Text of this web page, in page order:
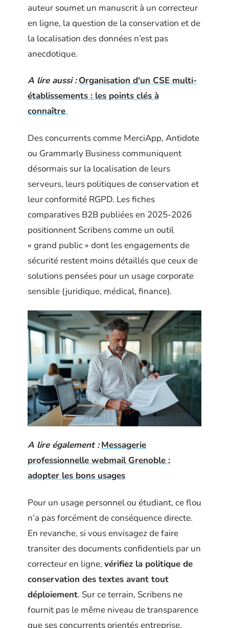
auteur soumet un manuscrit à un correcteur
en ligne, la question de la conservation et de
la localisation des données n’est pas
anecdotique.
A lire aussi : Organisation d'un CSE multi-
établissements : les points clés à
connaître
Des concurrents comme MerciApp, Antidote
ou Grammarly Business communiquent
désormais sur la localisation de leurs
serveurs, leurs politiques de conservation et
leur conformité RGPD. Les fiches
comparatives B2B publiées en 2025-2026
positionnent Scribens comme un outil
« grand public » dont les engagements de
sécurité restent moins détaillés que ceux de
solutions pensées pour un usage corporate
sensible (juridique, médical, finance).
A lire également : Messagerie
professionnelle webmail Grenoble :
adopter les bons usages
Pour un usage personnel ou étudiant, ce flou
n’a pas forcément de conséquence directe.
En revanche, si vous envisagez de faire
transiter des documents confidentiels par un
correcteur en ligne, vérifiez la politique de
conservation des textes avant tout
déploiement. Sur ce terrain, Scribens ne
fournit pas le même niveau de transparence
que ses concurrents orientés entreprise.